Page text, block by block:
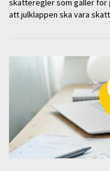
skatteregler som gäller för
att julklappen ska vara